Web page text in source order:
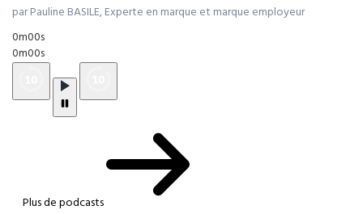
par Pauline BASILE, Experte en marque et marque employeur
0m00s
0m00s
Plus de podcasts